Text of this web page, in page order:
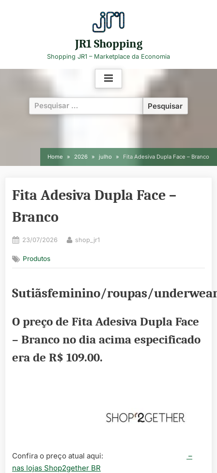
JR1 Shopping
Shopping JR1 – Marketplace da Economia
Pesquisar
por:
Home 2026 julho Fita Adesiva Dupla Face – Branco
Fita Adesiva Dupla Face –
Branco
Posted
23/07/2026 By
shop_jr1
Produtos
Sutiãsfeminino/roupas/
O preço de Fita Adesiva Dupla Face
– Branco no dia acima especificado
era de R$ 109.00.
Confira o preço atual aqui:
–
nas lojas Shop2gether BR